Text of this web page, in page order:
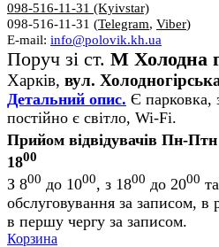
098-516-11-31 (Kyivstar)
098-516-11-31 (Telegram, Viber)
E-mail: info@polovik.kh.ua
Поруч зі ст. М Холодна
Харків, вул.
Детальний опис. Є парковка,
постійно є світло, Wi-Fi.
Прийом відвідувачів Пн-
1800
З 800 до 1000, з 1800 до 2000
обслуговування за записом, в
в першу чергу за записом.
Корзина